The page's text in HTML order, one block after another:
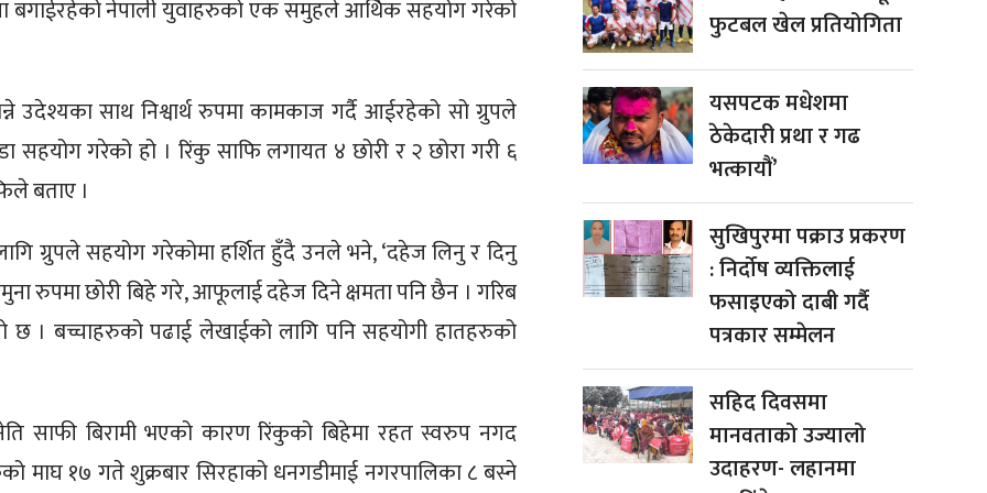
बगाईरहेको नेपाली युवाहरुको एक समुहले आर्थिक सहयोग गरेको
उदेश्यका साथ निश्वार्थ रुपमा कामकाज गर्दै आईरहेको सो ग्रुपले
सहयोग गरेको हो । रिंकु साफि लगायत ४ छोरी र २ छोरा गरी ६
बताए ।
ग्रुपले सहयोग गरेकोमा हर्शित हुँदै उनले भने, ‘दहेज लिनु र दिनु
रुपमा छोरी बिहे गरे, आफूलाई दहेज दिने क्षमता पनि छैन । गरिब
छ । बच्चाहरुको पढाई लेखाईको लागि पनि सहयोगी हातहरुको
साफी बिरामी भएको कारण रिंकुको बिहेमा रहत स्वरुप नगद
माघ १७ गते शुक्रबार सिरहाको धनगडीमाई नगरपालिका ८ बस्ने
फुटबल खेल प्रतियोगिता
यसपटक मधेशमा
ठेकेदारी प्रथा र गढ
भत्कायौं’
सुखिपुरमा पक्राउ प्रकरण
: निर्दोष व्यक्तिलाई
फसाइएको दाबी गर्दै
पत्रकार सम्मेलन
सहिद दिवसमा
मानवताको उज्यालो
उदाहरण- लहानमा